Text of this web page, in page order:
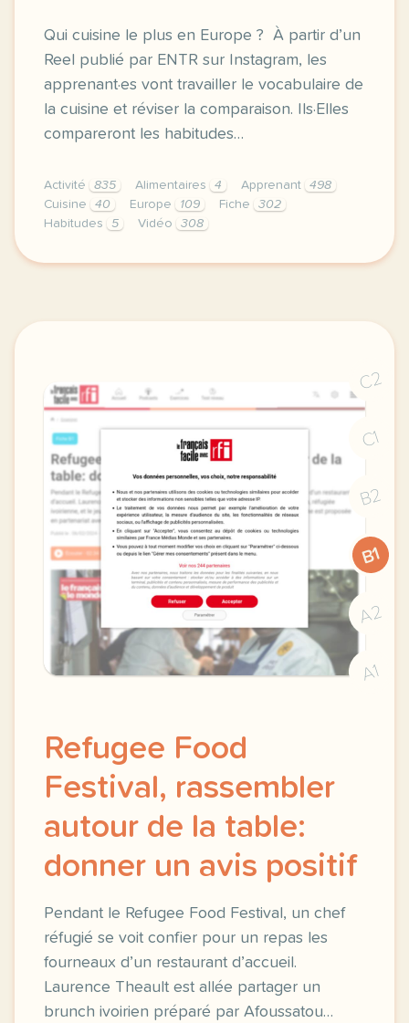
Qui cuisine le plus en Europe ? À partir d’un
Reel publié par ENTR sur Instagram, les
apprenant·es vont travailler le vocabulaire de
la cuisine et réviser la comparaison. Ils·Elles
compareront les habitudes…
Activité 835 Alimentaires 4 Apprenant
498
Cuisine
40 Europe 109 Fiche
302
Habitudes
5 Vidéo 308
fiche a1 qui cuisine en europe parler de ses
C2
C1
B2
B1
A2
A1
Refugee Food
Festival, rassembler
autour de la table:
donner un avis positif
Pendant le Refugee Food Festival, un chef
réfugié se voit confier pour un repas les
fourneaux d’un restaurant d’accueil.
Laurence Theault est allée partager un
brunch ivoirien préparé par Afoussatou…